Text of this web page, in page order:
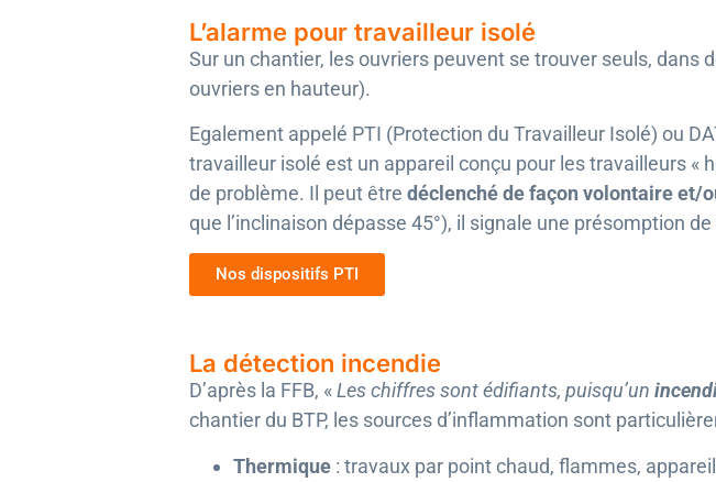
L’alarme pour travailleur isolé
Sur un chantier, les ouvriers peuvent se trouver seuls,
ouvriers en hauteur).
Egalement appelé PTI (Protection du Travailleur Isolé) ou
travailleur isolé est un appareil conçu pour les travailleurs «
de problème. Il peut être déclenché de façon volontaire et/
que l’inclinaison dépasse 45°), il signale une présomption
Nos dispositifs PTI
La détection incendie
D’après la FFB, «Les chiffres sont édifiants, puisqu’un
chantier du BTP, les sources d’inflammation sont
Thermique : travaux par point chaud, flammes,